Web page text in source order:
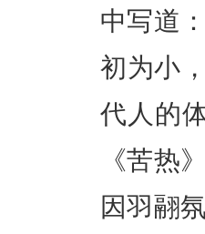
中写道
初为小
代人的
《苦热
因羽翮